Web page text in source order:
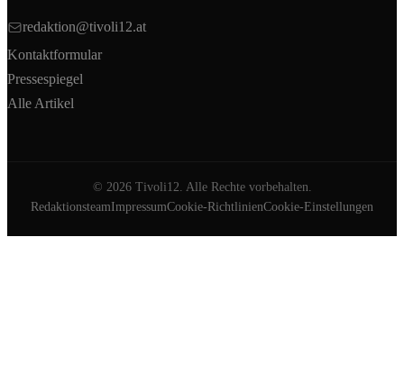
redaktion@tivoli12.at
Kontaktformular
Pressespiegel
Alle Artikel
© 2026Tivoli12. Alle Rechte vorbehalten.
RedaktionsteamImpressumCookie-RichtlinienCookie-Einstellungen